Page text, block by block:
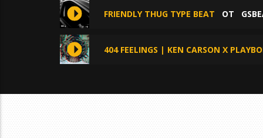
FRIENDLY THUG TYPE BEAT ОТ
404 FEELINGS | KEN CARSON X